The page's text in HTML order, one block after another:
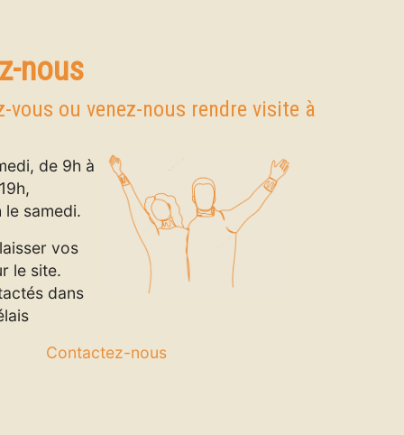
nous
vous ou venez-nous rendre visite à
de 9h à
le samedi.
vos
le site.
dans
Contactez-nous